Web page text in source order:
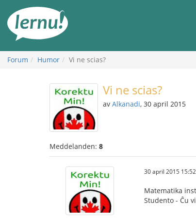
sidans
innehåll
Forum Humor Vi ne scias?
Vi ne scias?
av Alkanadi, 30 april 2015
Meddelanden: 8
30 april 2015
Matematika
Studento - Ĉu